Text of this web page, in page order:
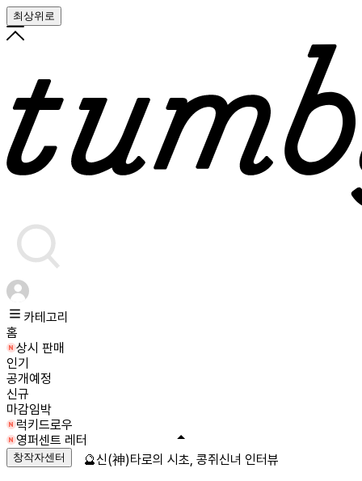
최상위로
카테고리
홈
상시 판매
인기
공개예정
신규
마감임박
럭키드로우
영퍼센트 레터
창작자센터 🔮신(神)타로의 시초, 콩쥐신녀 인터뷰